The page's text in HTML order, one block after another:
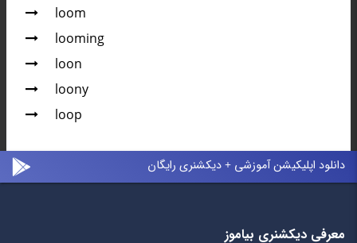
loom
looming
loon
loony
loop
دانلود اپلیکیشن آموزشی + دیکشنری رایگان
معرفی دیکشنری بیاموز